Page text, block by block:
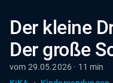
Der kleine
Der große
vom 29.05.2026 · 11 min